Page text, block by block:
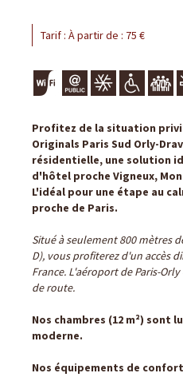
Tarif : À partir de : 75 €
Profitez de la situation
Originals Paris Sud Orly-
résidentielle, une solution
d'hôtel proche Vigneux,
L'idéal pour une étape au
proche de Paris.
Situé à seulement 800 mètres
D), vous profiterez d'un accès
France. L'aéroport de Paris-
de route.
Nos chambres (12 m²) sont
moderne.
Nos équipements de